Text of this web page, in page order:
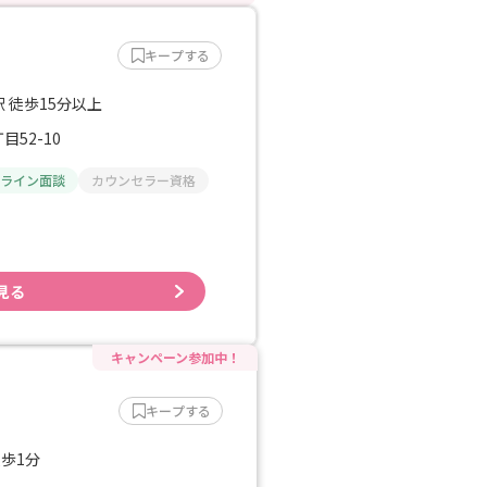
キープする
徒歩15分以上
目52-10
イン面談 カウンセラー資格
る
キープする
1分